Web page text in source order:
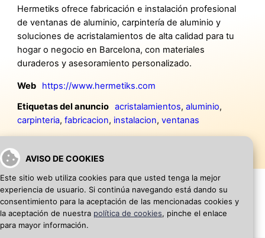
AVISO DE COOKIES
Este sitio web utiliza cookies para que usted tenga la mejor
experiencia de usuario. Si continúa navegando está dando su
consentimiento para la aceptación de las mencionadas cookies y
la aceptación de nuestra política de cookies, pinche el enlace
para mayor información.
Hermetiks ofrece fabricación e instalación profesional
de ventanas de aluminio, carpintería de aluminio y
soluciones de acristalamientos de alta calidad para tu
hogar o negocio en Barcelona, con materiales
duraderos y asesoramiento personalizado.
Web
https://www.hermetiks.com
Etiquetas del anuncio acristalamientos, aluminio,
carpinteria, fabricacion, instalacion, ventanas
VOLVER A INICIO AÑADIR WEB DE EMPRESA